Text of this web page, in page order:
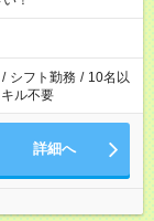
/ シフト勤務 / 10名以
ル不要
詳細へ